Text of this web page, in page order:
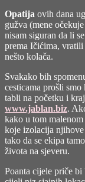
Opatija ovih dana
gužva (mene
nisam siguran da li
prema Ičićima, vratili
nešto kolača.
Svakako bih
cesticama prošli smo
tabli na početku i
www.jablan.biz.
kako u tom
koje izolacija
tako da se ekipa
života na sjeveru.
Poanta cijele priče bi